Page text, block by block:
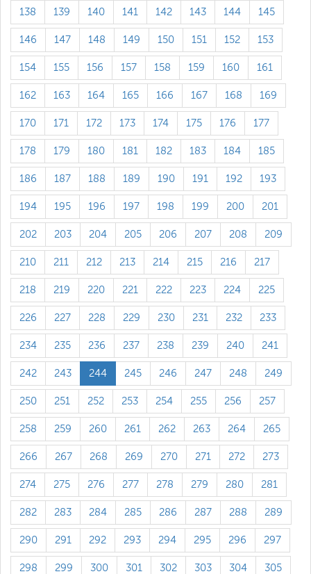
138 139 140 141 142 143 144 145
146 147 148 149 150 151 152 153
154 155 156 157 158 159 160 161
162 163 164 165 166 167 168 169
170 171 172 173 174 175 176 177
178 179 180 181 182 183 184 185
186 187 188 189 190 191 192 193
194 195 196 197 198 199 200 201
202 203 204 205 206 207 208 209
210 211 212 213 214 215 216 217
218 219 220 221 222 223 224 225
226 227 228 229 230 231 232 233
234 235 236 237 238 239 240 241
242 243 244 245 246 247 248 249
250 251 252 253 254 255 256 257
258 259 260 261 262 263 264 265
266 267 268 269 270 271 272 273
274 275 276 277 278 279 280 281
282 283 284 285 286 287 288 289
290 291 292 293 294 295 296 297
298 299 300 301 302 303 304 305